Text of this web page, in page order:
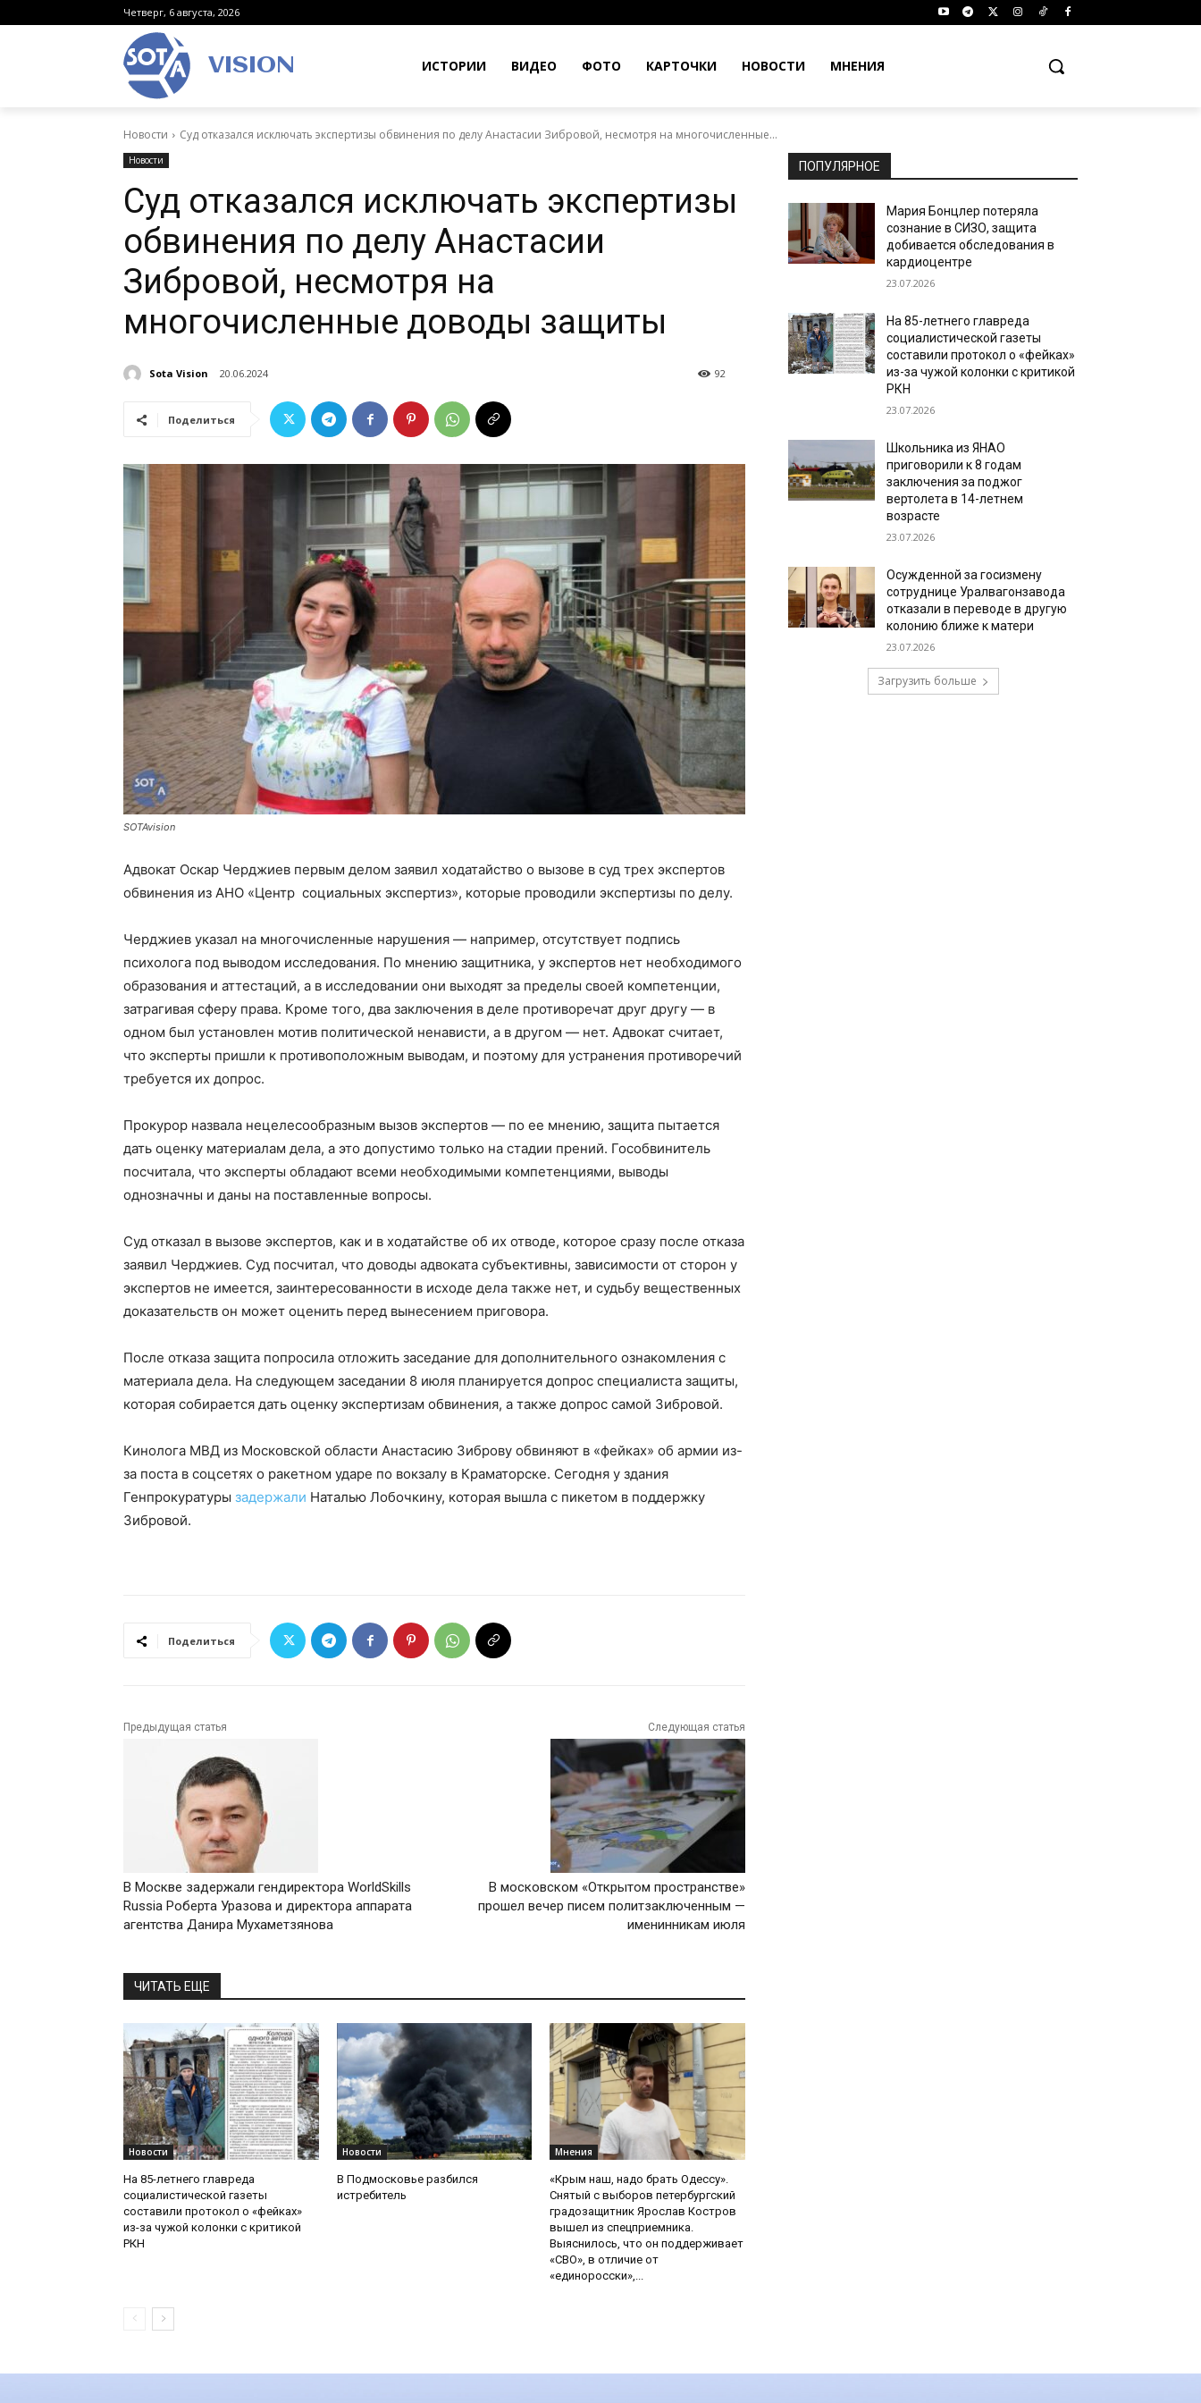
Четверг, 6 августа, 2026
VISION ИСТОРИИ ВИДЕО ФОТО КАРТОЧКИ НОВОСТИ МНЕНИЯ
Новости Суд отказался исключать экспертизы обвинения по делу Анастасии Зибровой, несмотря на многочисленные...
Новости
Суд отказался исключать экспертизы
обвинения по делу Анастасии
Зибровой, несмотря на
многочисленные доводы защиты
Sota Vision 20.06.2024 92
Поделиться
SOTAvision
Адвокат Оскар Черджиев первым делом заявил ходатайство о вызове в суд трех экспертов
обвинения из АНО «Центр социальных экспертиз», которые проводили экспертизы по делу.
Черджиев указал на многочисленные нарушения — например, отсутствует подпись
психолога под выводом исследования. По мнению защитника, у экспертов нет необходимого
образования и аттестаций, а в исследовании они выходят за пределы своей компетенции,
затрагивая сферу права. Кроме того, два заключения в деле противоречат друг другу — в
одном был установлен мотив политической ненависти, а в другом — нет. Адвокат считает,
что эксперты пришли к противоположным выводам, и поэтому для устранения противоречий
требуется их допрос.
Прокурор назвала нецелесообразным вызов экспертов — по ее мнению, защита пытается
дать оценку материалам дела, а это допустимо только на стадии прений. Гособвинитель
посчитала, что эксперты обладают всеми необходимыми компетенциями, выводы
однозначны и даны на поставленные вопросы.
Суд отказал в вызове экспертов, как и в ходатайстве об их отводе, которое сразу после отказа
заявил Черджиев. Суд посчитал, что доводы адвоката субъективны, зависимости от сторон у
экспертов не имеется, заинтересованности в исходе дела также нет, и судьбу вещественных
доказательств он может оценить перед вынесением приговора.
После отказа защита попросила отложить заседание для дополнительного ознакомления с
материала дела. На следующем заседании 8 июля планируется допрос специалиста защиты,
которая собирается дать оценку экспертизам обвинения, а также допрос самой Зибровой.
Кинолога МВД из Московской области Анастасию Зиброву обвиняют в «фейках» об армии из-
за поста в соцсетях о ракетном ударе по вокзалу в Краматорске. Сегодня у здания
Генпрокуратуры задержали Наталью Лобочкину, которая вышла с пикетом в поддержку
Зибровой.
Поделиться
Предыдущая статья
В Москве задержали гендиректора WorldSkills
Russia Роберта Уразова и директора аппарата
агентства Данира Мухаметзянова
Следующая статья
В московском «Открытом пространстве»
прошел вечер писем политзаключенным —
именинникам июля
ЧИТАТЬ ЕЩЕ
Новости
На 85-летнего главреда
социалистической газеты
составили протокол о «фейках»
из-за чужой колонки с критикой
РКН
Новости
В Подмосковье разбился
истребитель
Мнения
«Крым наш, надо брать Одессу».
Снятый с выборов петербургский
градозащитник Ярослав Костров
вышел из спецприемника.
Выяснилось, что он поддерживает
«СВО», в отличие от
«единоросски»,...
ПОПУЛЯРНОЕ
Мария Бонцлер потеряла
сознание в СИЗО, защита
добивается обследования в
кардиоцентре
23.07.2026
На 85-летнего главреда
социалистической газеты
составили протокол о «фейках»
из-за чужой колонки с критикой
РКН
23.07.2026
Школьника из ЯНАО
приговорили к 8 годам
заключения за поджог
вертолета в 14-летнем
возрасте
23.07.2026
Осужденной за госизмену
сотруднице Уралвагонзавода
отказали в переводе в другую
колонию ближе к матери
23.07.2026
Загрузить больше